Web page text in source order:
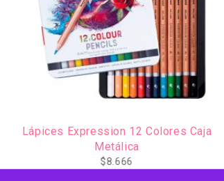
Lápices Expression 12 Colores Caja
Metálica
$8.666